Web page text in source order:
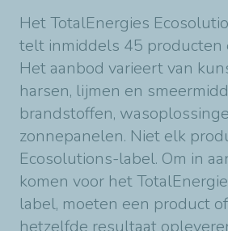
Het TotalEnergies
telt inmiddels 45 producten
Het aanbod varieert van
harsen, lijmen en
brandstoffen,
zonnepanelen. Niet elk
Ecosolutions-label. Om in
komen voor het
label, moeten een product